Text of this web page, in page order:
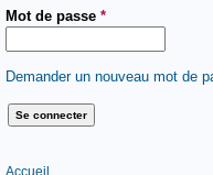
Mot de passe *
Demander un nouveau mot de
Vous êtes ici
Accueil